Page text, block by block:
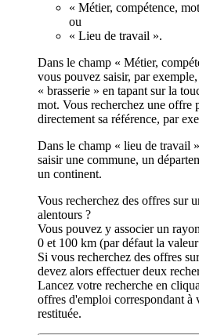
« Métier, compétence,
ou
« Lieu de travail ».
Dans le champ « Métier,
vous pouvez saisir, par
« brasserie » en tapant sur la
mot. Vous recherchez une offre
directement sa référence, par
Dans le champ « lieu de travail
saisir une commune, un
un continent.
Vous recherchez des offres sur
alentours ?
Vous pouvez y associer un
0 et 100 km (par défaut la
Si vous recherchez des offres
devez alors effectuer deux
Lancez votre recherche en
offres d'emploi correspondant à
restituée.